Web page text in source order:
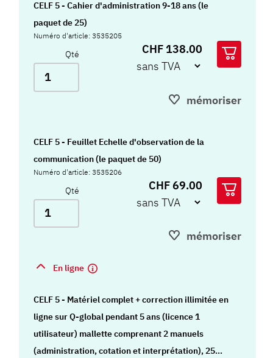
CELF 5 - Cahier d'administration 9-18 ans (le
paquet de 25)
Numéro d'article: 3535205
Qté CHF 138.00
mémoriser
CELF 5 - Feuillet Echelle d'observation de la
communication (le paquet de 50)
Numéro d'article: 3535206
Qté CHF 69.00
mémoriser
En ligne
CELF 5 - Matériel complet + correction illimitée en
ligne sur Q-global pendant 5 ans (licence 1
utilisateur) mallette comprenant 2 manuels
(administration, cotation et interprétation), 25